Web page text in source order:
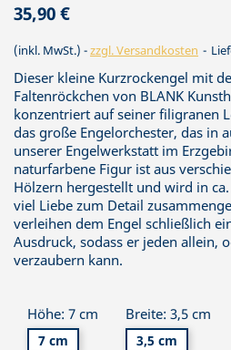
35,90 €
(inkl. MwSt.) zzgl. Versandkosten
Dieser kleine Kurzrockengel mit
Faltenröckchen von BLANK
konzentriert auf seiner filigranen
das große Engelorchester, das in
unserer Engelwerkstatt im
naturfarbene Figur ist aus
Hölzern hergestellt und wird in
viel Liebe zum Detail
verleihen dem Engel schließlich
Ausdruck, sodass er jeden allein,
verzaubern kann.
Höhe: 7 cm
7 cm
Breite: 3,5 cm
3,5 cm